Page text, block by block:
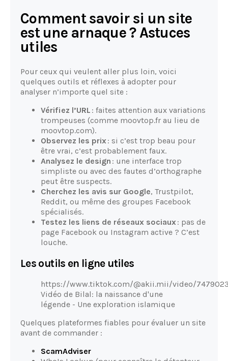
Comment savoir si un site
est une arnaque ? Astuces
utiles
Pour ceux qui veulent aller plus loin, voici
quelques outils et réflexes à adopter pour
analyser n’importe quel site :
Vérifiez l’URL : faites attention aux variations
trompeuses (comme moovtop.fr au lieu de
moovtop.com).
Observez les prix: si c’est trop beau pour
être vrai, c’est probablement faux.
Analysez le design : une interface trop
simpliste ou avec des fautes d’orthographe
peut être suspects.
Cherchez les avis sur Google, Trustpilot,
Reddit, ou même des groupes Facebook
spécialisés.
Testez les liens de réseaux sociaux: pas de
page Facebook ou Instagram active ? C’est
louche.
Les outils en ligne utiles
https://www.tiktok.com/@akii.mii/video/
Vidéo de Bilal: la naissance d'une
légende - Une exploration islamique
Quelques plateformes fiables pour évaluer un site
avant de commander :
ScamAdviser